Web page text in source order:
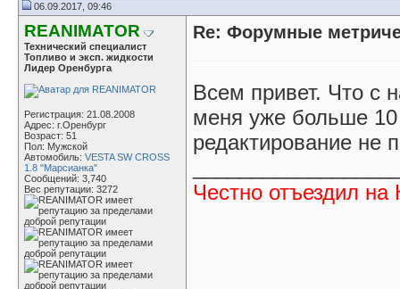
06.09.2017, 09:46
REANIMATOR
Технический специалист
Топливо и эксп. жидкости
Лидер Оренбурга
Регистрация: 21.08.2008
Адрес: г.Оренбург
Возраст: 51
Пол: Мужской
Автомобиль: VESTA SW CROSS
1.8 "Марсианка"
Сообщений: 3,740
Вес репутации: 3272
Re: Форумные
Всем привет. Что с
меня уже больше
редактирование не
Честно отъездил на